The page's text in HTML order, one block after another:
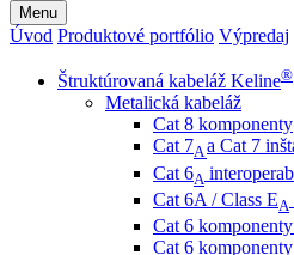
Menu
Úvod Produktové portfólio Výpredaj
Štruktúrovaná kabeláž Keline®
Metalická kabeláž
Cat 8 komponenty
Cat 7Aa Cat 7
Cat 6A
Cat 6A / Class EA
Cat 6
Cat 6